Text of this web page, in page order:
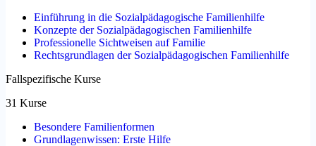
Einführung in die Sozialpädagogische Familienhilfe
Konzepte der Sozialpädagogischen Familienhilfe
Professionelle Sichtweisen auf Familie
Rechtsgrundlagen der Sozialpädagogischen Familienhilfe
Fallspezifische Kurse
31 Kurse
Besondere Familienformen
Grundlagenwissen: Erste Hilfe